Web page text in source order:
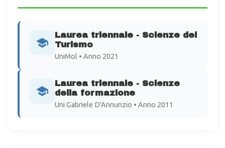
Laurea triennale - Scienze del
Turismo
UniMol • Anno 2021
Laurea triennale - Scienze
della formazione
Uni Gabriele D'Annunzio • Anno 2011